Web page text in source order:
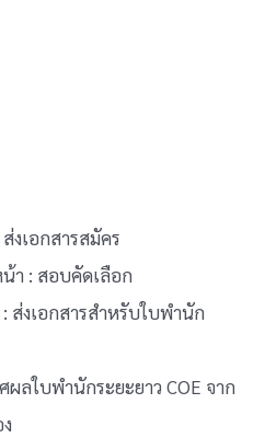
งเอกสารสมัคร
า : สอบคัดเลือก
ส่งเอกสารสำหรับใบพำนัก
ลใบพำนักระยะยาว COE จาก